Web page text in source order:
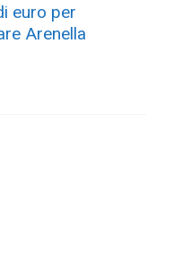
euro per
Arenella